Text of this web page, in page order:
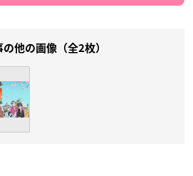
の他の画像（全2枚）